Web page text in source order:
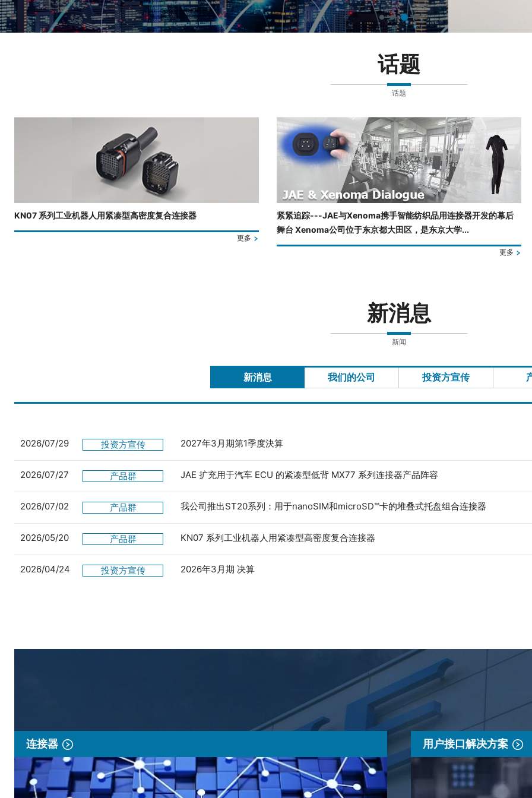
话题
话题
KN07 系列工业机器人用紧凑型高密度复合连接器
更多
紧紧追踪---JAE与Xenoma携手智能纺织品用连接器开发的幕后
舞台 Xenoma公司位于东京都大田区，是东京大学...
更多
新消息
新闻
新消息 我们的公司 投资方宣传
2026/07/29 投资方宣传 2027年3月期第1季度決算
2026/07/27 产品群 JAE 扩充用于汽车 ECU 的紧凑型低背 MX77 系列连接器产品阵容
2026/07/02 产品群 我公司推出ST20系列：用于nanoSIM和microSD™卡的堆叠式托盘组合连接器
2026/05/20 产品群 KN07 系列工业机器人用紧凑型高密度复合连接器
2026/04/24 投资方宣传 2026年3月期 决算
连接器 用户接口解决方案